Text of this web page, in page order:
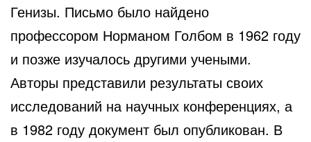
Генизы. Письмо было найдено
профессором Норманом Голбом в 1962 году
и позже изучалось другими учеными.
Авторы представили результаты своих
исследований на научных конференциях, а
в 1982 году документ был опубликован. В